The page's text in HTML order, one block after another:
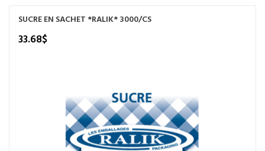
QUI SOMMES-NOUS
CONTACTEZ NOUS
SUCRE EN SACHET *RALIK* 3000/CS
33.68$